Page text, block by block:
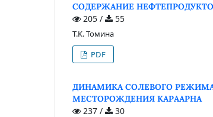
СОДЕРЖАНИЕ
205 / 55
Т.К. Томина
PDF
ДИНАМИКА СОЛЕВОГО РЕЖИМА
МЕСТОРОЖДЕНИЯ КАРААРНА
237 / 30